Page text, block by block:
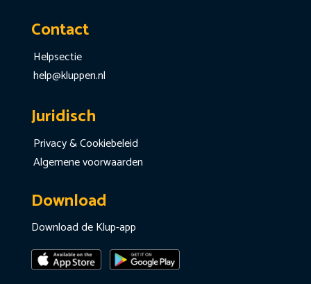
Contact
Helpsectie
help@kluppen.nl
Juridisch
Privacy & Cookiebeleid
Algemene voorwaarden
Download
Download de Klup-app